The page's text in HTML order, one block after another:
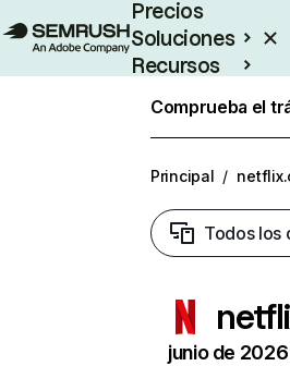
Precios
Soluciones
Recursos
Comprueba el
Principal /
Todos los
junio de